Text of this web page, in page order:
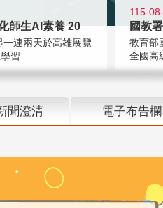
師生AI素養 20
連兩天於高雄展覽
習...
115-
教育部
全國高
聞澄清 電子布告欄